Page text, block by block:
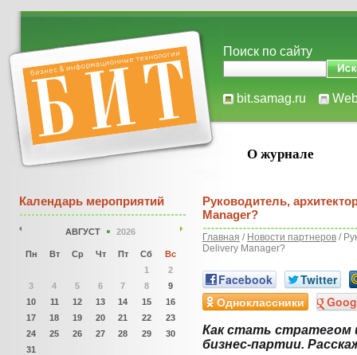
Поиск по сайту
bit.samag.ru
О журнале
Календарь мероприятий
АВГУСТ 2026
Пн Вт Ср Чт Пт Сб
Вс
1
2
3
4 5 6 7 8
9
10
11 12 13 14 15
16
17
18 19 20 21 22
23
24
25 26 27 28 29
30
31
Руководитель,
Manager?
Главная / Новости партнеров /
Delivery Manager?
Facebook
Twitter
Одноклассники
Как стать
бизнес-партии.